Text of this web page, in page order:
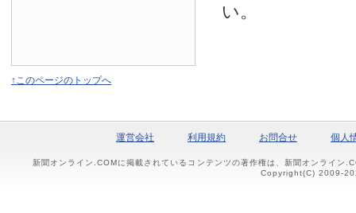
い。
↑このページのトップへ
運営会社 利用規約 お問合せ 個人
新聞オンライン.COMに掲載されているコンテンツの著作権は、新聞オンライン
Copyright(C) 2009-